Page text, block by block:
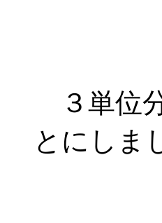
３単位
とにしま